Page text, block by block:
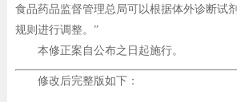
食品药品监督管理总局可以根据体外诊断试
规则进行调整。”
本修正案自公布之日起施行。
修改后完整版如下：